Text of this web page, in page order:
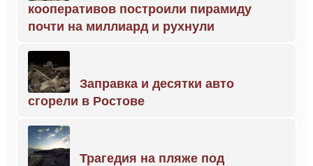
кооперативов построили пирамиду
почти на миллиард и рухнули
Заправка и десятки авто
сгорели в Ростове
Трагедия на пляже под